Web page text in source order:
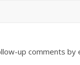
up comments by